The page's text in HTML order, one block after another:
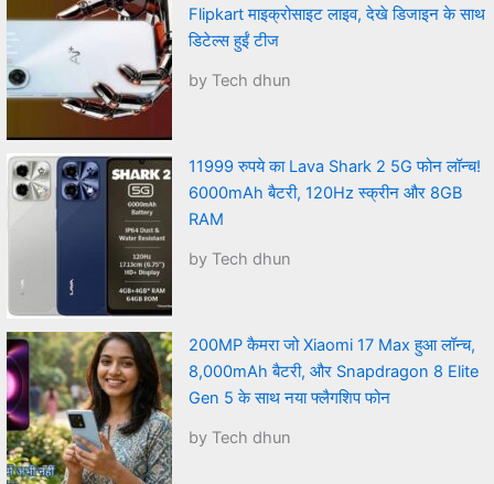
Flipkart माइक्रोसाइट लाइव, देखे डिजाइन के साथ
डिटेल्स हुईं टीज
by Tech dhun
11999 रुपये का Lava Shark 2 5G फोन लॉन्च!
6000mAh बैटरी, 120Hz स्क्रीन और 8GB
RAM
by Tech dhun
200MP कैमरा जो Xiaomi 17 Max हुआ लॉन्च,
8,000mAh बैटरी, और Snapdragon 8 Elite
Gen 5 के साथ नया फ्लैगशिप फोन
by Tech dhun